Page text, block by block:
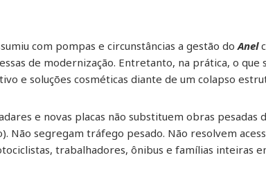
com pompas e circunstâncias a gestão doAnel
de modernização. Entretanto, na prática, o que
e soluções cosméticas diante de um colapso
e novas placas não substituem obras pesadas
Não segregam tráfego pesado. Não resolvem
trabalhadores, ônibus e famílias inteiras